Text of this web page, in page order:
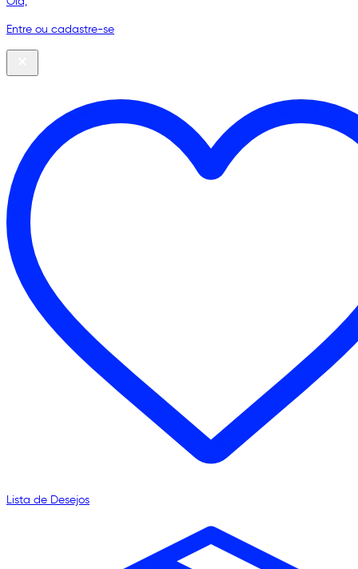
Entre ou cadastre-se
Lista de Desejos